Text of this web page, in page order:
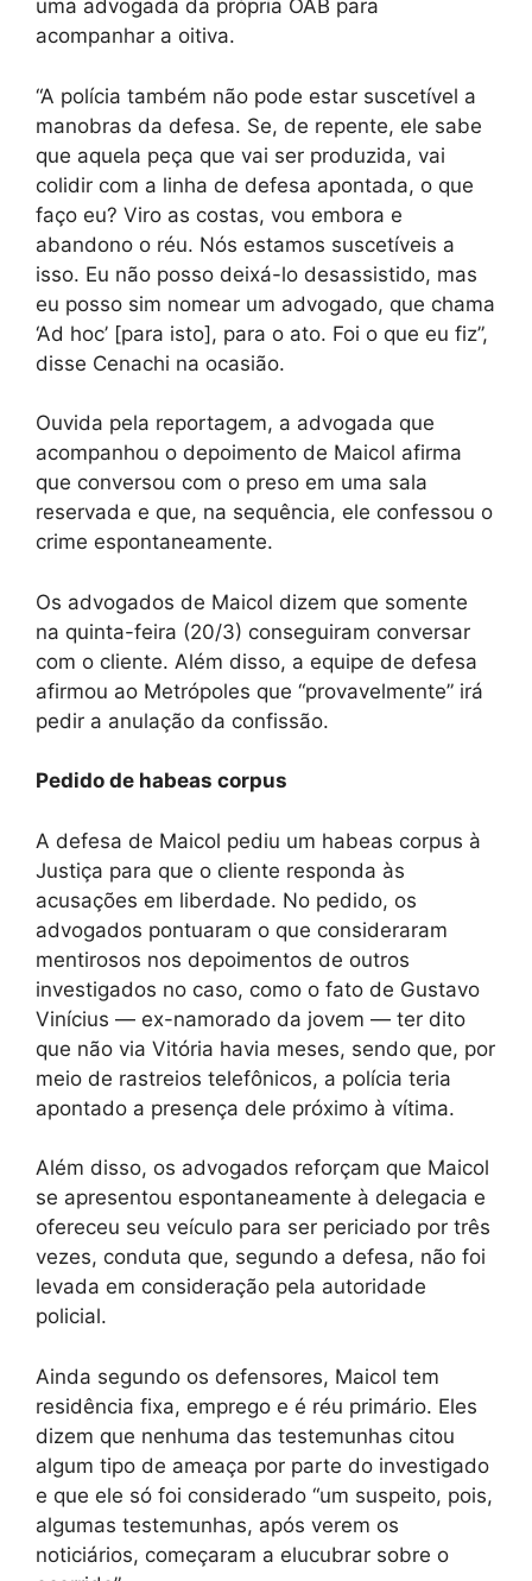
uma advogada da própria OAB para
acompanhar a oitiva.
“A polícia também não pode estar suscetível a
manobras da defesa. Se, de repente, ele sabe
que aquela peça que vai ser produzida, vai
colidir com a linha de defesa apontada, o que
faço eu? Viro as costas, vou embora e
abandono o réu. Nós estamos suscetíveis a
isso. Eu não posso deixá-lo desassistido, mas
eu posso sim nomear um advogado, que chama
‘Ad hoc’ [para isto], para o ato. Foi o que eu fiz”,
disse Cenachi na ocasião.
Ouvida pela reportagem, a advogada que
acompanhou o depoimento de Maicol afirma
que conversou com o preso em uma sala
reservada e que, na sequência, ele confessou o
crime espontaneamente.
Os advogados de Maicol dizem que somente
na quinta-feira (20/3) conseguiram conversar
com o cliente. Além disso, a equipe de defesa
afirmou ao Metrópoles que “provavelmente” irá
pedir a anulação da confissão.
Pedido de habeas corpus
A defesa de Maicol pediu um habeas corpus à
Justiça para que o cliente responda às
acusações em liberdade. No pedido, os
advogados pontuaram o que consideraram
mentirosos nos depoimentos de outros
investigados no caso, como o fato de Gustavo
Vinícius — ex-namorado da jovem — ter dito
que não via Vitória havia meses, sendo que, por
meio de rastreios telefônicos, a polícia teria
apontado a presença dele próximo à vítima.
Além disso, os advogados reforçam que Maicol
se apresentou espontaneamente à delegacia e
ofereceu seu veículo para ser periciado por três
vezes, conduta que, segundo a defesa, não foi
levada em consideração pela autoridade
policial.
Ainda segundo os defensores, Maicol tem
residência fixa, emprego e é réu primário. Eles
dizem que nenhuma das testemunhas citou
algum tipo de ameaça por parte do investigado
e que ele só foi considerado “um suspeito, pois,
algumas testemunhas, após verem os
noticiários, começaram a elucubrar sobre o